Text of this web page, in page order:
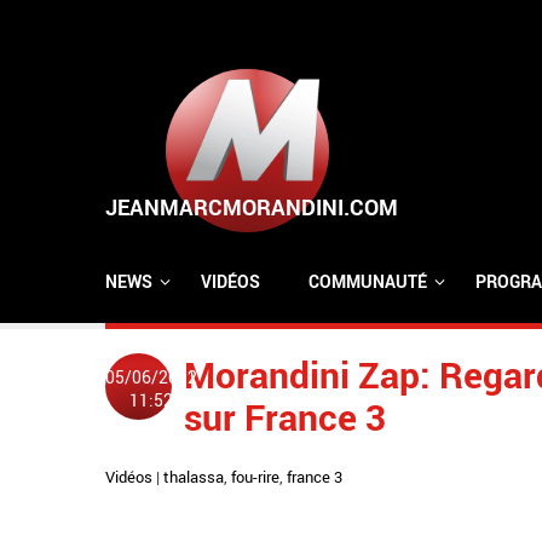
NEWS VIDÉOS COMMUNAUTÉ
05/06/2012
11:52
Morandini Zap:
sur France 3
Vidéos | thalassa, fou-rire, france 3